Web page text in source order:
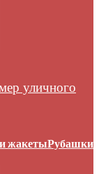
уличного
жакетыРубашки